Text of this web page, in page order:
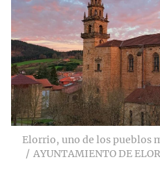
Elorrio, uno de los pueblos
AYUNTAMIENTO DE